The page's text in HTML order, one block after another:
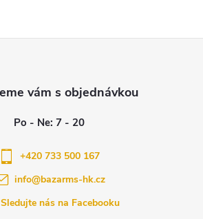
info@bazarms-hk.cz
+420 733 500 167
Sledujte nás na Facebooku